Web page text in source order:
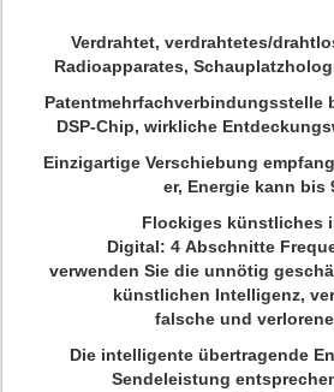
Verdrahtet, verdrahtetes/
Radioapparates,
Patentmehrfachverbindungsstelle
DSP-Chip, wirkliche
Einzigartige Verschiebung
er, Energie kann bis
Flockiges künstliches
Digital: 4 Abschnitte
verwenden Sie die unnötig
künstlichen Intelligenz,
falsche und
Die intelligente übertragende
Sendeleistung